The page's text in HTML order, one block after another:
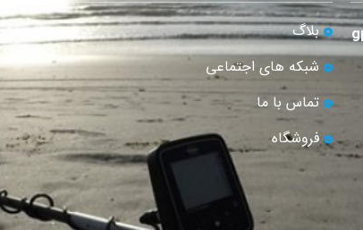
بلاگ
شبکه های اجتماعی
تماس با ما
فروشگاه